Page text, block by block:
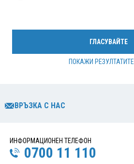
ПОКАЖИ РЕЗУЛТАТИТЕ
ВРЪЗКА С НАС
ИНФОРМАЦИОНЕН ТЕЛЕФОН
0700 11 110